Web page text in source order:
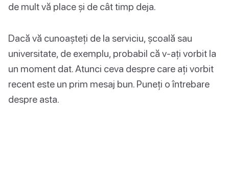
de mult vă place și de cât timp deja.
Dacă vă cunoașteți de la serviciu, școală sau
universitate, de exemplu, probabil că v-ați vorbit la
un moment dat. Atunci ceva despre care ați vorbit
recent este un prim mesaj bun. Puneți o întrebare
despre asta.